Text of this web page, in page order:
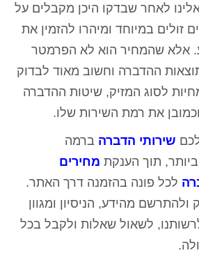
לאחר שבדקו היכן מקבלים על
זולים במיוחד ומיהרו להזמין את
אלא שהמחיר הוא לא הפרמטר
ההדברה וחשוב מאוד לבדוק
לסוג המזיק, שיטות ההדברה
את רמת השירות שלו.
שירותי הדברה ברמה
תוך הענקת מחירים
לכל פונה בהזמנה דרך האתר.
מהידע, הניסיון ומגוון
לשאול שאלות ולקבל בכל